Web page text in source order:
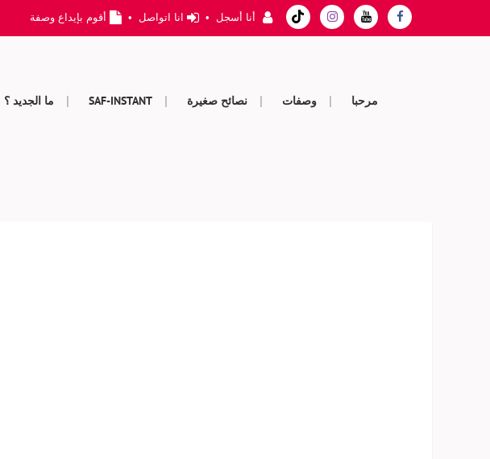
أنا أسجل • انا اتواصل • أقوم بإيداع وصفة
مرحبا وصفات نصائح صغيرة SAF-INSTANT ما الجديد ؟